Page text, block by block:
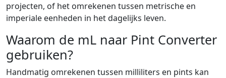
projecten, of het omrekenen tussen metrische en
imperiale eenheden in het dagelijks leven.
Waarom de mL naar Pint Converter
gebruiken?
Handmatig omrekenen tussen milliliters en pints kan